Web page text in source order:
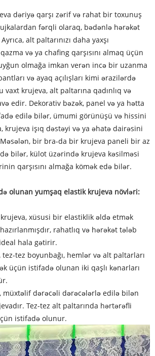
dəriyə qarşı zərif və rahat bir toxunuş
fərqli olaraq, bədənlə hərəkət
alt paltarınızı daha yaxşı
və ya chafing qarşısını almaq üçün
olmağa imkan verən incə bir uzanma
və ayaq açılışları kimi ərazilərdə
vaxt krujeva, alt paltarına qadınlıq və
edir. Dekorativ bəzək, panel və ya hətta
edilə bilər, ümumi görünüşü və hissini
krujeva işıq dəstəyi və ya əhatə dairəsini
bir bra-da bir krujeva paneli bir az
bilər, külot üzərində krujeva kəsilməsi
qarşısını almağa kömək edə bilər.
olunan yumşaq elastik krujeva növləri:
xüsusi bir elastiklik əldə etmək
rahatlıq və hərəkət tələb
hala gətirir.
tez boyunbağı, hemlər və alt paltarları
üçün istifadə olunan iki qaşlı kənarları
müxtəlif dərəcəli dərəcələrlə edilə bilən
Tez-tez alt paltarında hərtərəfli
istifadə olunur.